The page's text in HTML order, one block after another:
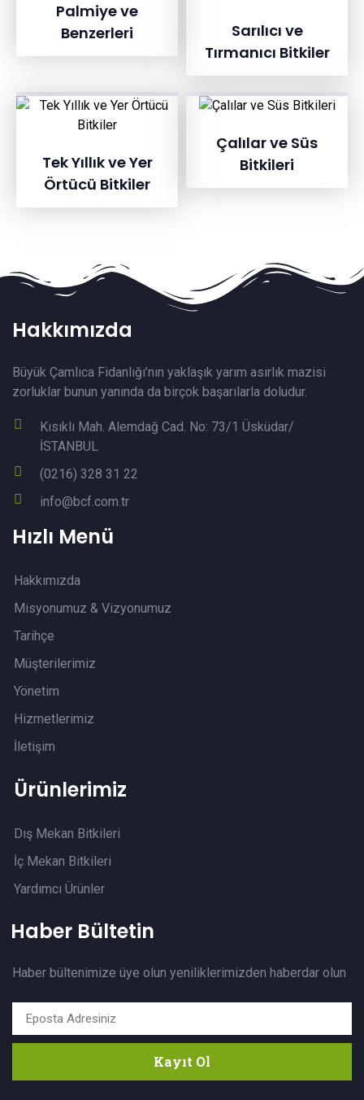
Palmiye ve
Benzerleri
Sarılıcı ve
Tırmanıcı Bitkiler
Tek Yıllık ve Yer
Örtücü Bitkiler
Çalılar ve Süs
Bitkileri
Hakkımızda
Büyük Çamlıca Fidanlığı’nın yaklaşık yarım asırlık mazisi
zorluklar bunun yanında da birçok başarılarla doludur.
Kısıklı Mah. Alemdağ Cad. No: 73/1 Üsküdar/
İSTANBUL
(0216) 328 31 22
info@bcf.com.tr
Hızlı Menü
Hakkımızda
Misyonumuz & Vizyonumuz
Tarihçe
Müşterilerimiz
Yönetim
Hizmetlerimiz
İletişim
Ürünlerimiz
Dış Mekan Bitkileri
İç Mekan Bitkileri
Yardımcı Ürünler
Haber Bültetin
Haber bültenimize üye olun yeniliklerimizden haberdar olun
Kayıt Ol